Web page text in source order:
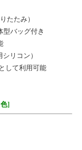
たたみ）
型バッグ付き
リコン）
して利用可能
]